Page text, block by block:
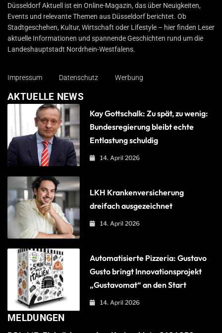
Düsseldorf Aktuell ist ein Online-Magazin, das über Neuigkeiten,
Events und relevante Themen aus Düsseldorf berichtet. Ob
Stadtgeschehen, Kultur, Wirtschaft oder Lifestyle – hier finden Leser
aktuelle Informationen und spannende Geschichten rund um die
Landeshauptstadt Nordrhein-Westfalens.
Impressum Datenschutz Werbung
AKTUELLE NEWS
Kay Gottschalk: Zu spät, zu wenig:
Bundesregierung bleibt echte
Entlastung schuldig
14. April 2026
LKH Krankenversicherung
dreifach ausgezeichnet
14. April 2026
Automatisierte Pizzeria: Gustavo
Gusto bringt Innovationsprojekt
„Gustavomat“ an den Start
14. April 2026
MELDUNGEN